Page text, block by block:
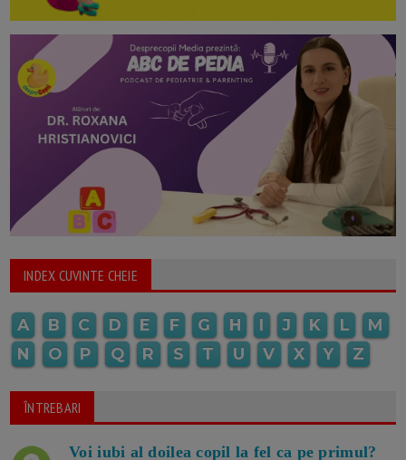
INDEX CUVINTE CHEIE
A B C D E F G H I J K L
M
N
O P Q R S T U V X Y Z
ÎNTREBARI
Voi iubi al doilea copil la fel ca pe primul?